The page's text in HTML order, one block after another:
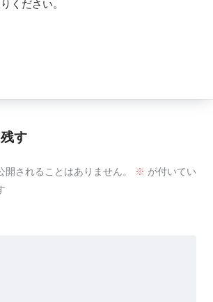
ください。
す
開されることはありません。 ※ が付いてい